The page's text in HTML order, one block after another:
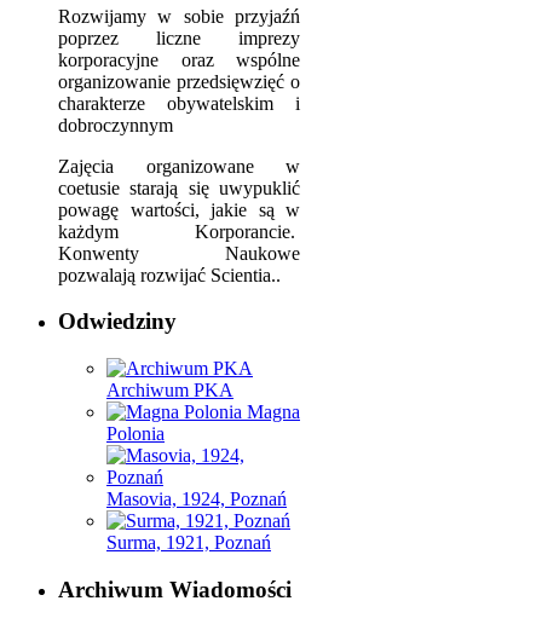
Rozwijamy w sobie przyjaźń
poprzez liczne imprezy
korporacyjne oraz wspólne
organizowanie przedsięwzięć o
charakterze obywatelskim i
dobroczynnym
Zajęcia organizowane w
coetusie starają się uwypuklić
powagę wartości, jakie są w
każdym Korporancie.
Konwenty Naukowe
pozwalają rozwijać Scientia..
Odwiedziny
Archiwum PKA
Magna
Polonia
Masovia, 1924, Poznań
Surma, 1921, Poznań
Archiwum Wiadomości